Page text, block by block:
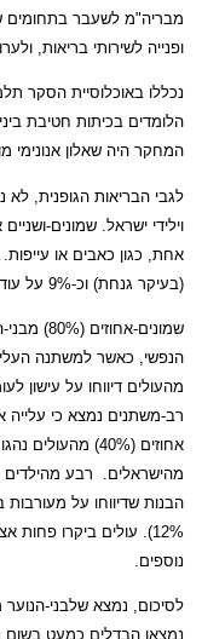
מבריה"מ לשעבר בתחומים
ופנייה לשירותי בריאות,
נכללו באוכלוסיית הסקר
הלומדים בכיתות חטיבת ביניים ותיכון: 246 עולים
המחקר היה שאלון אנונימי
לגבי הבריאות הגופנית, לא
(בעיקר גנחת) וכ-9% על עודף משקל.
שמונים-
רב-משתנים נמצא כי
מהישראלים.
רבע
הבנות שדיווחו על
12%). עולים ביקרו
נוספים.
לסיכום, נמצא שלבני-הנוער
נמצאו הבדלים כמעט בשום